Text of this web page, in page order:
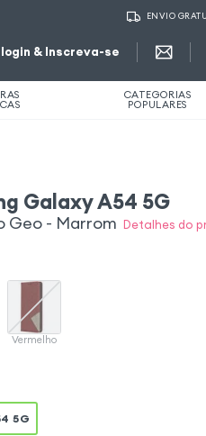
ENVIO
login & Inscreva-se
CATEGORIAS
POPULARES
Galaxy A54 5G
Geo - Marrom Detalhes do
Vermelho
5G